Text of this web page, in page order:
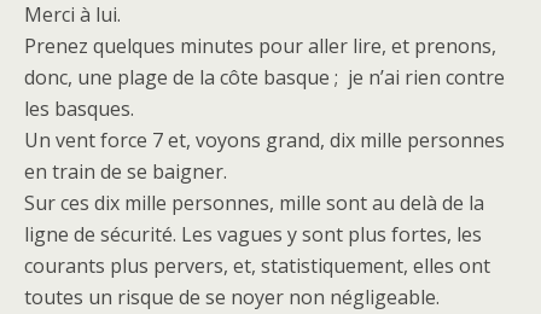
Merci à lui.
Prenez quelques minutes pour aller lire, et prenons,
donc, une plage de la côte basque ; je n’ai rien contre
les basques.
Un vent force 7 et, voyons grand, dix mille personnes
en train de se baigner.
Sur ces dix mille personnes, mille sont au delà de la
ligne de sécurité. Les vagues y sont plus fortes, les
courants plus pervers, et, statistiquement, elles ont
toutes un risque de se noyer non négligeable.